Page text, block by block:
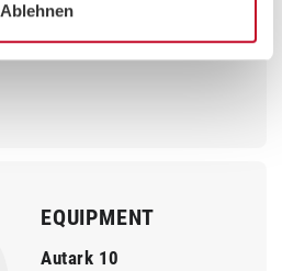
Ablehnen
EQUIPMENT
Autark 10